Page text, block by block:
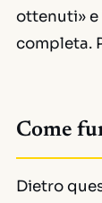
ottenuti» e
completa.
Come
Dietro